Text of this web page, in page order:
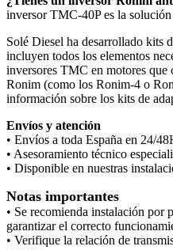
inversor TMC-40P es la
Solé Diesel ha desarrollado kits
incluyen todos los elementos
inversores TMC en motores que
Ronim (como los Ronim-4 o
información sobre los kits de
Envíos y atención
• Envíos a toda España en 24/
• Asesoramiento técnico
• Disponible en nuestras
Notas importantes
• Se recomienda instalación por
garantizar el correcto
• Verifique la relación de